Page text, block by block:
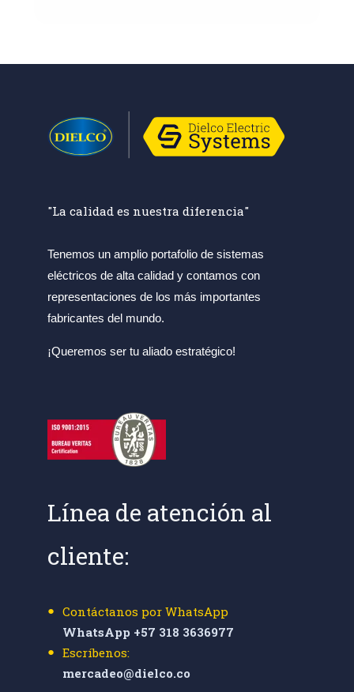
"La calidad es nuestra diferencia"
Tenemos un amplio portafolio de sistemas
eléctricos de alta calidad y contamos con
representaciones de los más importantes
fabricantes del mundo.
¡Queremos ser tu aliado estratégico!
Línea de atención al
cliente:
Contáctanos por WhatsApp
WhatsApp +57 318 3636977
Escríbenos:
mercadeo@dielco.co